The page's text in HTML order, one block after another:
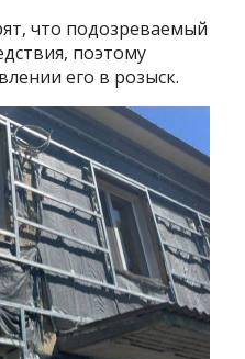
что подозреваемый
поэтому
его в розыск.